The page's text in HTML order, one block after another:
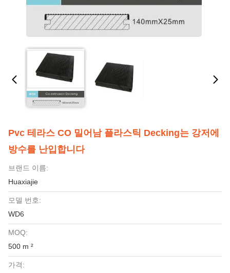
Pvc 테라스 CO 밀어남 플라스틱 Decking는 강저에
방수를 난입합니다
브랜드 이름:
Huaxiajie
모델 번호:
WD6
MOQ:
500 m ²
가격: